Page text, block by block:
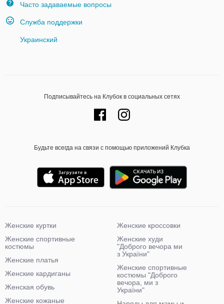
Часто задаваемые вопросы
Служба поддержки
Украинский
Подписывайтесь на Клубок в социальных сетях
Будьте всегда на связи с помощью приложений Клубка
Женские куртки
Женские спортивные
костюмы
Женские платья
Женские кардиганы
Женская обувь
Женские кожаные
Женские кроссовки
Женские худи
"Доброго вечора ми
з України"
Женские спортивные
костюмы "Доброго
вечора, ми з
України"